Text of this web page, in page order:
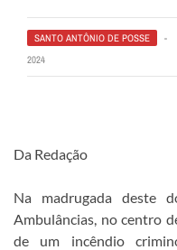
SANTO ANTÔNIO DE POSSE
2024
Da Redação
Na madrugada deste
Ambulâncias, no centro
de um incêndio